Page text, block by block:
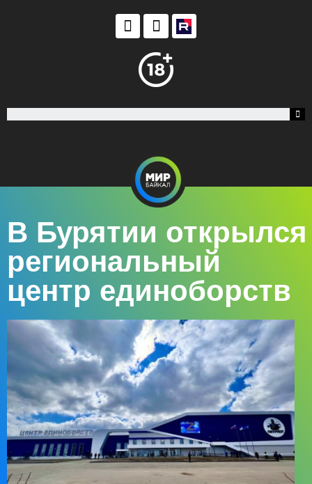
В Бурятии открылся
региональный
центр единоборств